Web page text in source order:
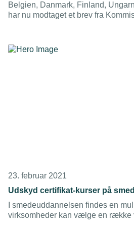
Belgien, Danmark, Finland,
har nu modtaget et brev fra
23. februar 2021
Udskyd certifikat-kurser på
I smedeuddannelsen findes en
virksomheder kan vælge en række